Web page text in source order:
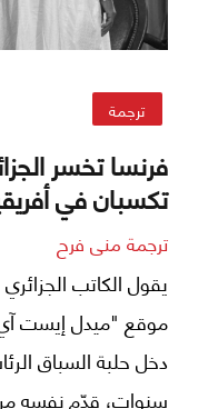
ترجمة
فرنسا تخسر
تكسبان في
ترجمة منى فرح
يقول الكاتب
موقع "ميدل إيست
دخل حلبة السباق
سنوات، قدّم نفسه